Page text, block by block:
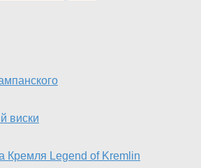
виски
Кремля Legend of Kremlin